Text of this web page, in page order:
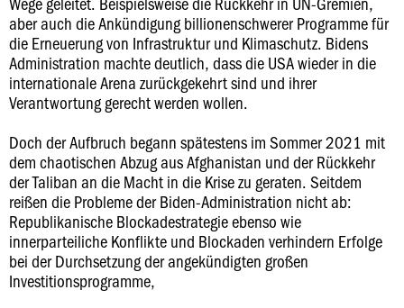
aber auch die Ankündigung billionenschwerer Programme für
die Erneuerung von Infrastruktur und Klimaschutz. Bidens
Administration machte deutlich, dass die USA wieder in die
internationale Arena zurückgekehrt sind und ihrer
Verantwortung gerecht werden wollen.
Doch der Aufbruch begann spätestens im Sommer 2021 mit
dem chaotischen Abzug aus Afghanistan und der Rückkehr
der Taliban an die Macht in die Krise zu geraten. Seitdem
reißen die Probleme der Biden-Administration nicht ab:
Republikanische Blockadestrategie ebenso wie
innerparteiliche Konflikte und Blockaden verhindern Erfolge
bei der Durchsetzung der angekündigten großen
Investitionsprogramme,